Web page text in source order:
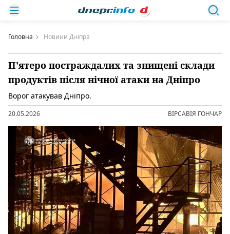
Головна Новини Дніпра
П'ятеро постраждалих та знищені склади
продуктів після нічної атаки на Дніпро
Ворог атакував Дніпро.
20.05.2026 ВІРСАВІЯ ГОНЧАР